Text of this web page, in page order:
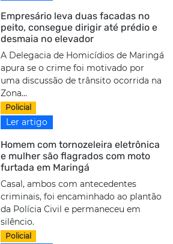
Empresário leva duas facadas no
peito, consegue dirigir até prédio e
desmaia no elevador
A Delegacia de Homicídios de Maringá
apura se o crime foi motivado por
uma discussão de trânsito ocorrida na
Zona...
Policial
Ler artigo
Homem com tornozeleira eletrônica
e mulher são flagrados com moto
furtada em Maringá
Casal, ambos com antecedentes
criminais, foi encaminhado ao plantão
da Polícia Civil e permaneceu em
silêncio.
Policial